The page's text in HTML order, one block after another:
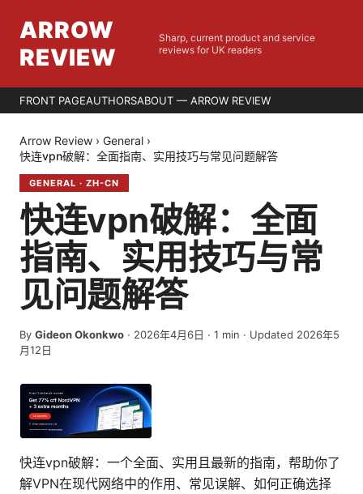
ARROW
REVIEW
Sharp, current product and service
reviews for UK readers
FRONT PAGEAUTHORSABOUT — ARROW REVIEW
Arrow Review › General ›
快连vpn破解：全面指南、实用技巧与常见问题解答
GENERAL · ZH-CN
快连vpn破解：全面
指南、实用技巧与常
见问题解答
By Gideon Okonkwo · 2026年4月6日 · 1 min · Updated 2026年5
月12日
快连vpn破解：一个全面、实用且最新的指南，帮助你了
解VPN在现代网络中的作用、常见误解、如何正确选择